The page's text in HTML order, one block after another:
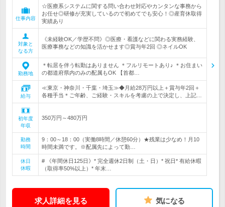
仕事内容
☆医療系システムに関する問い合わせ対応やカンタンな事務から
お任せ◎研修が充実しているので初めてでも安心！◎産育休取得
実績あり
対象と
なる方
《未経験OK／学歴不問》◎医療・看護などに関わる実務経験、
医療事務などの知識を活かせます◎賞与年2回 ◎ネイルOK
勤務地
＊転居を伴う転勤はありません ＊フルリモートあり♪ ＊お住まい
の都道府県内のみの配属もOK 【首都…
給与
≪東京・神奈川・千葉・埼玉≫◆月給28万円以上＋賞与年2回＋
各種手当＊ご年齢、ご経験・スキルを考慮の上で決定し、上記…
初年度
年収
350万円～480万円
勤務
時間
9：00～18：00（実働8時間／休憩60分）★残業は少なめ！月10
時間未満です。※配属先によって勤…
休日
休暇
# 《年間休日125日》* 完全週休2日制（土・日）* 祝日* 有給休暇
（取得率50%以上）* 年末…
求人詳細を見る 気になる